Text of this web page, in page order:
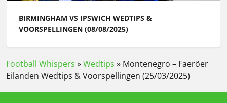
BIRMINGHAM VS IPSWICH WEDTIPS &
VOORSPELLINGEN (08/08/2025)
Football Whispers »Wedtips » Montenegro – Faeröer
Eilanden Wedtips & Voorspellingen (25/03/2025)